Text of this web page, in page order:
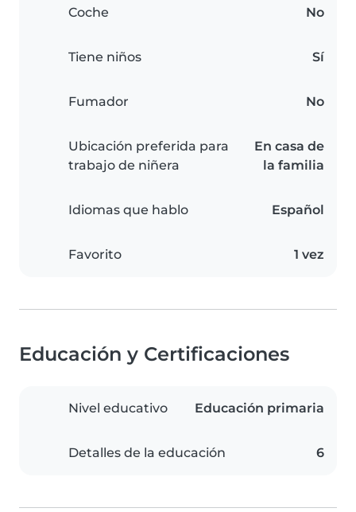
Coche No
Tiene niños Sí
Fumador No
Ubicación preferida para
trabajo de niñera
En casa de
la familia
Idiomas que hablo Español
Favorito 1 vez
Educación y Certificaciones
Nivel educativo Educación primaria
Detalles de la educación 6